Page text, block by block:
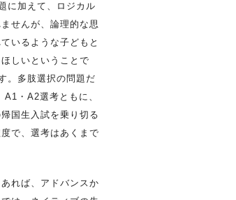
に加えて、ロジカル
せんが、論理的な思
いるような子どもと
しいということで
。多肢選択の問題だ
・A2選考ともに、
国生入試を乗り切る
で、選考はあくまで
れば、アドバンスか